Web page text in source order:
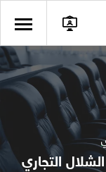
التجاري